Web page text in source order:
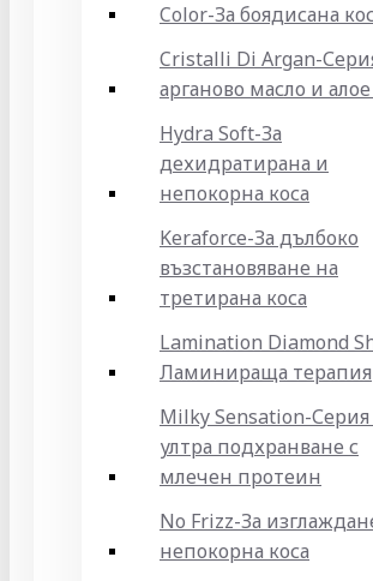
Color-За боядисана
Cristalli Di Argan-
арганово масло и
Hydra Soft-За
дехидратирана и
непокорна коса
Keraforce-За дълбоко
възстановяване на
третирана коса
Lamination Diamond
Ламинираща терапия
Milky Sensation-Серия
ултра подхранване с
млечен протеин
No Frizz-За
непокорна коса